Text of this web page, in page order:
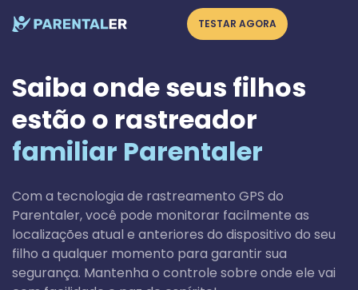
TESTAR AGORA
Saiba onde seus filhos
estão o rastreador
familiar Parentaler
Com a tecnologia de rastreamento GPS do
Parentaler, você pode monitorar facilmente as
localizações atual e anteriores do dispositivo do seu
filho a qualquer momento para garantir sua
segurança. Mantenha o controle sobre onde ele vai